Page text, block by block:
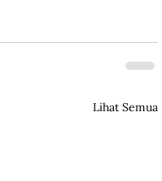
Lihat Semua